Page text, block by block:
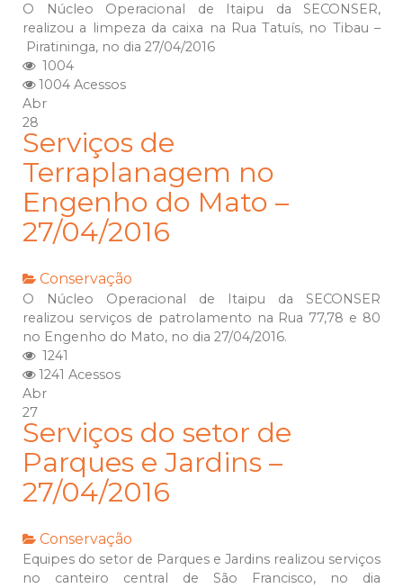
O Núcleo Operacional de Itaipu da SECONSER,
realizou a limpeza da caixa na Rua Tatuís, no Tibau –
Piratininga, no dia 27/04/2016
1004
1004 Acessos
Abr
28
Serviços de
Terraplanagem no
Engenho do Mato –
27/04/2016
Conservação
O Núcleo Operacional de Itaipu da SECONSER
realizou serviços de patrolamento na Rua 77,78 e 80
no Engenho do Mato, no dia 27/04/2016.
1241
1241 Acessos
Abr
27
Serviços do setor de
Parques e Jardins –
27/04/2016
Conservação
Equipes do setor de Parques e Jardins realizou serviços
no canteiro central de São Francisco, no dia